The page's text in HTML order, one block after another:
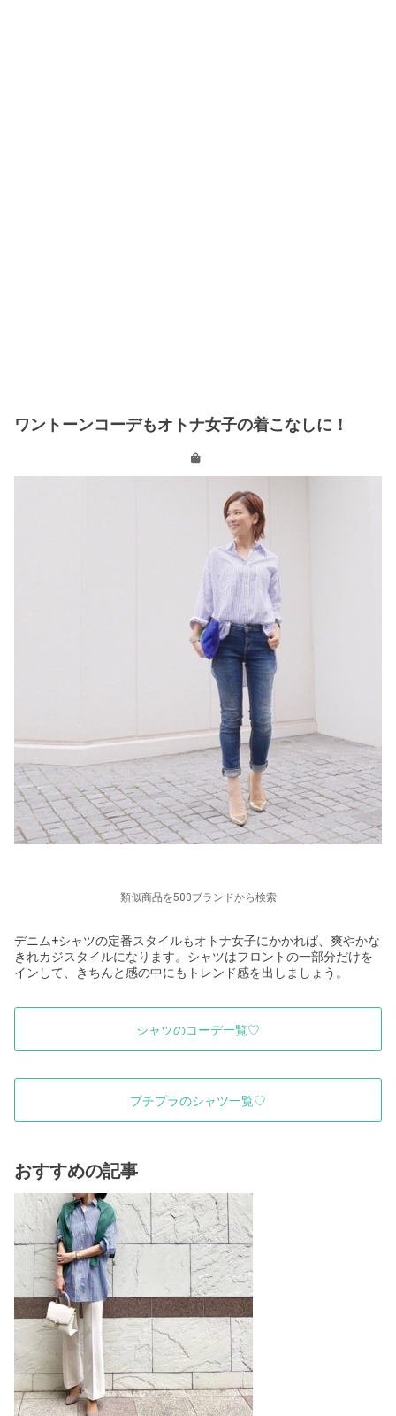
ワントーンコーデもオトナ女子の着こなしに！
類似商品を500ブランドから検索
デニム+シャツの定番スタイルもオトナ女子にかかれば、爽やかな
きれカジスタイルになります。シャツはフロントの一部分だけを
インして、きちんと感の中にもトレンド感を出しましょう。
シャツのコーデ一覧♡
プチプラのシャツ一覧♡
おすすめの記事